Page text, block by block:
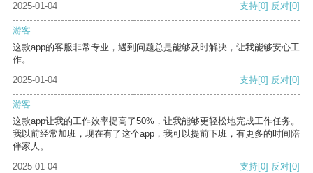
2025-01-04 支持[0] 反对[0]
游客
这款app的客服非常专业，遇到问题总是能够及时解决，让我能够安心工
作。
2025-01-04
支持[0] 反对[0]
游客
这款app让我的工作效率提高了50%，让我能够更轻松地完成工作任务。
我以前经常加班，现在有了这个app，我可以提前下班，有更多的时间陪
伴家人。
2025-01-04
支持[0] 反对[0]